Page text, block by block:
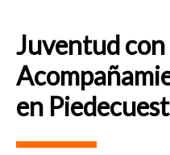
Juventud
en